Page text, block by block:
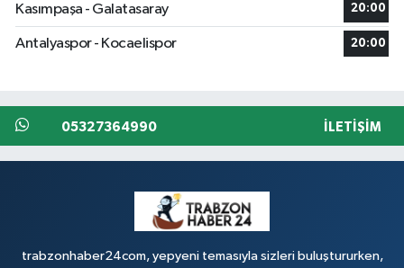
Kasımpaşa - Galatasaray 20:00
Antalyaspor - Kocaelispor 20:00
05327364990 İLETIŞIM
trabzonhaber24com, yepyeni temasıyla sizleri buluştururken,